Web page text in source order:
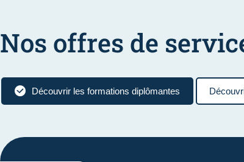
Nos offres de
Découvrir les formations diplômantes